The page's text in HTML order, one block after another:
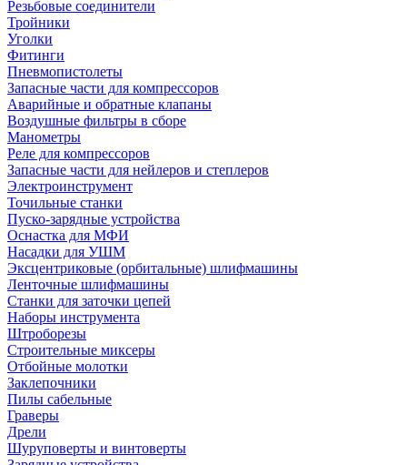
Резьбовые соединители
Тройники
Уголки
Фитинги
Пневмопистолеты
Запасные части для компрессоров
Аварийные и обратные клапаны
Воздушные фильтры в сборе
Манометры
Реле для компрессоров
Запасные части для нейлеров и степлеров
Электроинструмент
Точильные станки
Пуско-зарядные устройства
Оснастка для МФИ
Насадки для УШМ
Эксцентриковые (орбитальные) шлифмашины
Ленточные шлифмашины
Станки для заточки цепей
Наборы инструмента
Штроборезы
Строительные миксеры
Отбойные молотки
Заклепочники
Пилы сабельные
Граверы
Дрели
Шуруповерты и винтоверты